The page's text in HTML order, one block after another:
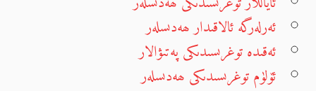
ئەرلەرگە ئالاقىدار ھەدىسلەر
ئەقىدە توغرىسىدىكى پەتىۋالار
ئۆلۈم توغرىسىدىكى ھەدىسلەر